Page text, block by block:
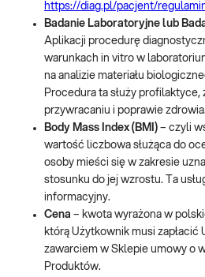
https://diag.pl/pacjent/
Badanie Laboratoryjne lub
Aplikacji procedurę
warunkach in vitro w
na analizie materiału
Procedura ta służy
przywracaniu i poprawie zdrowia.
Body Mass Index (BMI) – czyli
wartość liczbowa służąca do
osoby mieści się w zakresie
stosunku do jej wzrostu. Ta
informacyjny.
Cena – kwota wyrażona w
którą Użytkownik musi zapłacić
zawarciem w Sklepie umowy o
Produktów.